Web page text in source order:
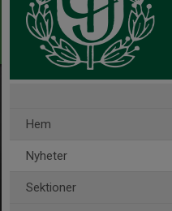
Hem
Nyheter
Sektioner